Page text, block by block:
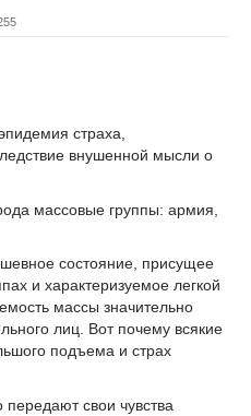
страха,
внушенной мысли о
массовые группы: армия,
состояние, присущее
и характеризуемое легкой
массы значительно
лиц. Вот почему всякие
подъема и страх
свои чувства